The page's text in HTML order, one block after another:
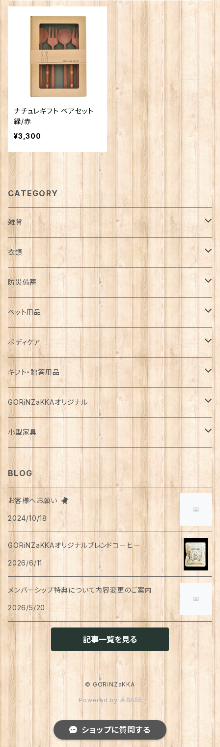
ナチュレギフト ペアセット
緑/赤
¥3,300
CATEGORY
雑貨
日用品雑貨
インテリア
カゴ・バスケット
エコバッグ
鏡
お風呂・ランドリー
タオル
スリッパ
マスク
ハンドソープ
アロマ・お香
トラベルセット
カレンダー
クッション・クッションカバー
ファブリック・マルチカバー
ブランケット
照明
服飾雑貨
帽子
アクセサリー
マフラー・ストール
ブランケット
バッグ
カゴバッグ
スマホショルダーバッグ
ポーチ
お財布・カード入れ
手袋・アームカバー
ハンカチ
てぬぐい
キーホルダー
メガネ・メガネケース
傘
レインコート
キッチン雑貨
食器
お箸
カトラリー
ストロー
ポット・急須
湯のみ
カップ&ソーサー
マグカップ
コースター
お皿
箸置き
お菓子作り
ふきん
トレー・お盆
ガーデン雑貨
ジョウロ
鉢
支柱
ステーショナリー
紙類
ノート
カード
はがき
ペン
メモ帳
便箋
スケジュール帳
はさみ
ふせん
ポチ袋
マスキングテープ
シール
ミニチュア
アウトドア
手芸用品
衣類
アウター
コート
ダウン
ジャケット
パーカー・ウィンドブレーカー
カーディガン
ベスト
ブルゾン
トップス
長袖
半袖
五分丈、七分丈
ニット
タンクトップ
フレンチスリーブ
ボトムス
スカート
キュロット
パンツ
ワンピース・チュニック
ルームウェア・パジャマ
アンダーウェア
レッグウェア
靴下
タイツ
足首ウォーマー
メンズ
ボトムス
アウター
ジャケット
トップス
防災備蓄
防災用品
下着
食器・カトラリー
バッテリー
ブランケット・寝具
食料
パックご飯
お餅
穀物
粉物
缶詰・瓶詰
レトルト惣菜
カレー
味噌汁・スープ
お茶漬け
乾物
調味料・オイル
だし
ジャム・ペースト
飲料
水・炭酸水
ジュース
コーヒー
紅茶
お茶
ハーブティー
希釈飲料
ペーパー類
トイレットペーパー
ティッシュペーパー
ライト
ろうそく
ペット用品
ドライフード
犬用
猫用
ウェットフード
無添加・手作り（犬用）
猫用
缶詰
犬用
猫用
レトルト食品
犬用
猫用
おやつ
犬用
猫用
犬猫共通
食器
犬用
猫用
衣類・服飾雑貨
犬用
猫用
おもちゃ
犬用
猫用
ボディケア
犬用
猫用
犬猫兼用
ベッド
トイレ周り
犬用
猫用
犬猫兼用
その他雑貨
サプリメント
犬
ボディケア
基礎化粧品
化粧水
乳液
医薬部外品
リップクリーム
メイク用品
ボディーソープ
ヘアケア
クシ・ブラシ
シャンプー
リンスインシャンプー
トリートメント
せっけん
洗顔
ハンドクリーム
オーラルケア
入浴剤・バスボム
ギフト・贈答用品
食品・飲料
食器類
タオル
洗剤
防災用品
ラッピング資材
GORiNZaKKAオリジナル
アパレル
Tシャツ
アクセサリー
ピアス
イヤリング・ノンホールピアス
リング
飲料
珈琲
小型家具
スツール
BLOG
お客様へお願い
2024/10/18
GORiNZaKKAオリジナルブレンドコーヒー
2026/6/11
メンバーシップ特典について内容変更のご案内
2026/5/20
記事一覧を見る
© GORiNZaKKA
Powered by
ショップに質問する